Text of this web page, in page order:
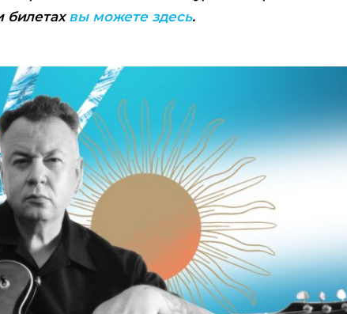
билетахвы можете здесь.